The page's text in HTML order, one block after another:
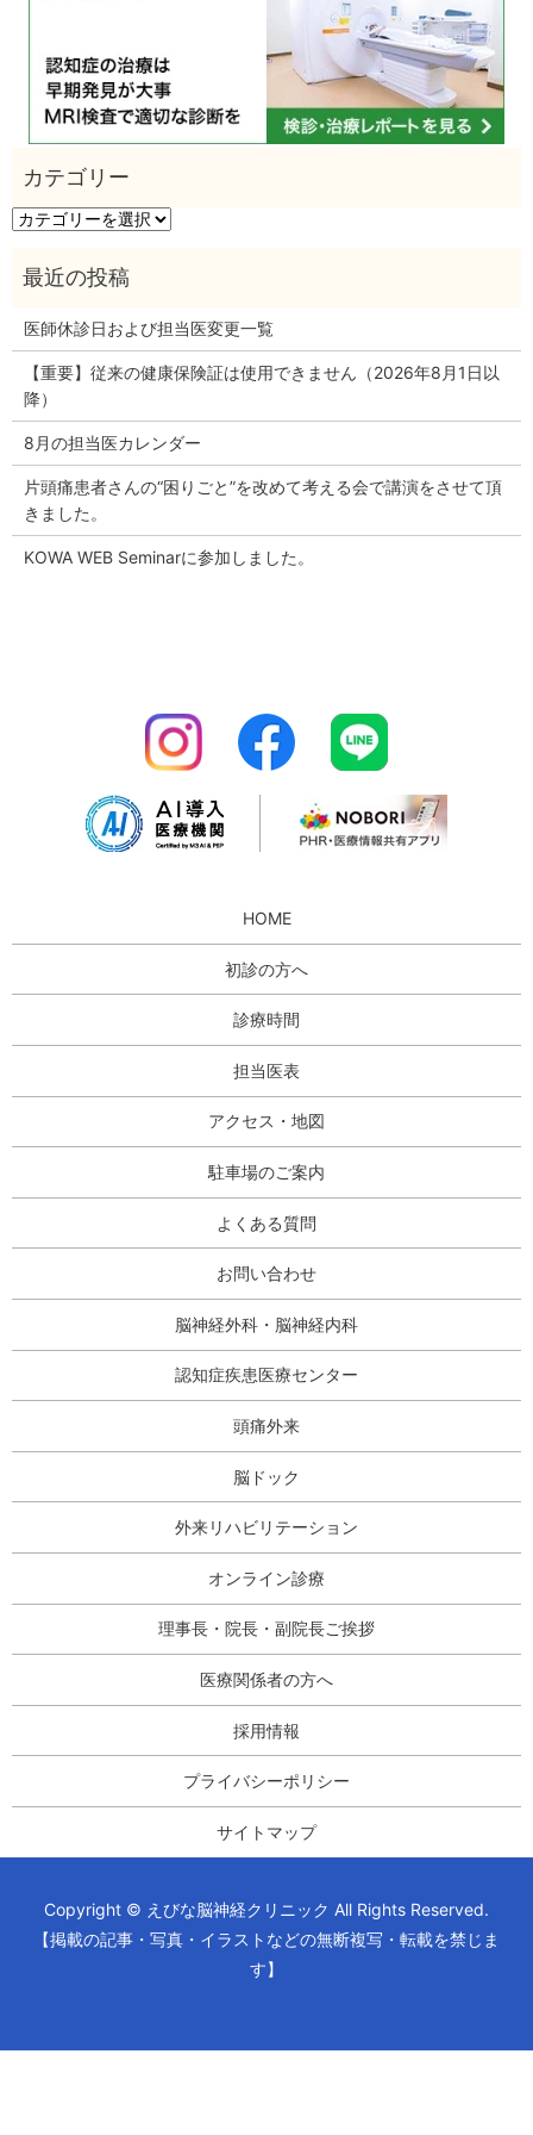
カ
ゴ
リ
医師休診日および担当医変更一覧
【重要】従来の健康保険証は使用できません（2026年8月1日以
降）
8月の担当医カレンダー
片頭痛患者さんの“困りごと”を改めて考える会で講演をさせて頂
きました。
KOWA WEB Seminarに参加しました。
HOME
初診の方へ
診療時間
担当医表
アクセス・地図
駐車場のご案内
よくある質問
お問い合わせ
脳神経外科・脳神経内科
認知症疾患医療センター
頭痛外来
脳ドック
外来リハビリテーション
オンライン診療
理事長・院長・副院長ご挨拶
医療関係者の方へ
採用情報
プライバシーポリシー
サイトマップ
Copyright © えびな脳神経クリニック All Rights Reserved.
【掲載の記事・写真・イラストなどの無断複写・転載を禁じま
す】